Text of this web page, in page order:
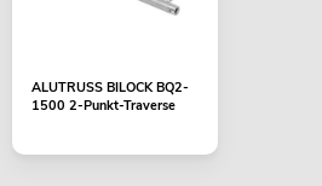
ALUTRUSS BILOCK BQ2-
1500 2-Punkt-Traverse